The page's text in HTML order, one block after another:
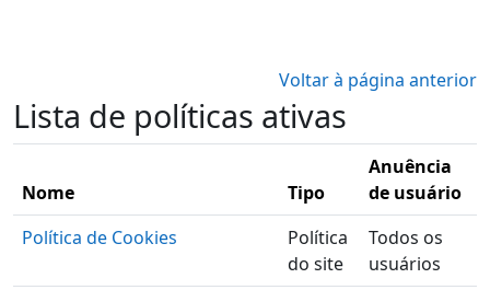
Voltar à página anterior
Lista de políticas ativas
Nome Tipo
Anuência
de usuário
Política de Cookies
Política
do site
Todos os
usuários